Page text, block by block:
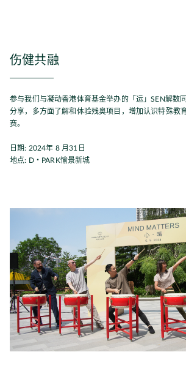
伤健共融
参与我们与凝动香港体育基金举办的「运」SEN解数
分享，多方面了解和体验残奥项目，增加认识特殊教
赛。
日期: 2024年 8 月31日
地点: D・PARK愉景新城